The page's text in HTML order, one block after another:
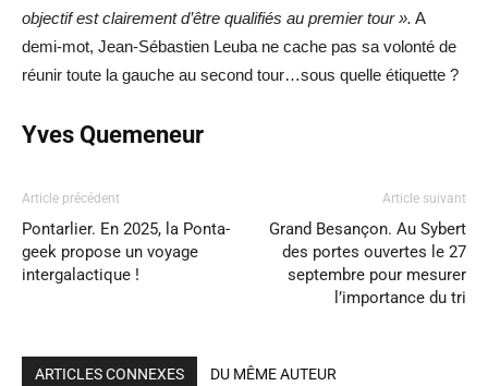
objectif est clairement d’être qualifiés au premier tour ». A
demi-mot, Jean-Sébastien Leuba ne cache pas sa volonté de
réunir toute la gauche au second tour…sous quelle étiquette ?
Yves Quemeneur
Article précédent
Pontarlier. En 2025, la Ponta-
geek propose un voyage
intergalactique !
Article suivant
Grand Besançon. Au Sybert
des portes ouvertes le 27
septembre pour mesurer
l’importance du tri
ARTICLES CONNEXES DU MÊME AUTEUR